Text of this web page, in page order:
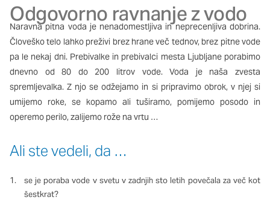
Odgovorno ravnanje z vodo
Naravna pitna voda je nenadomestljiva in neprecenljiva dobrina.
Človeško telo lahko preživi brez hrane več tednov, brez pitne vode
pa le nekaj dni. Prebivalke in prebivalci mesta Ljubljane porabimo
dnevno od 80 do 200 litrov vode. Voda je naša zvesta
spremljevalka. Z njo se odžejamo in si pripravimo obrok, v njej si
umijemo roke, se kopamo ali tuširamo, pomijemo posodo in
operemo perilo, zalijemo rože na vrtu …
Ali ste vedeli, da …
se je poraba vode v svetu v zadnjih sto letih povečala za več kot
šestkrat?
Nekatere vrste piškotkov lahko zavrnete. Klikajte različna
imena kategorij, da si ogledate več informacij in spremenite
privzete nastavitve. Blokiranje določenih vrst piškotkov vpliva
na vašo uporabo tega spletnega mesta in naše storitve.Več
informacij
Obvezni piškotki
Ti piškotki so nujni za delovanje spletnega mesta, zato jih v
naših sistemih ni mogoče izklopiti. Običajno so nastavljeni
na primer nastavitev zasebnosti, prijava ali izpolnjevanje
obrazcev. Na voljo imate nastavitev, da brskalnik blokira te
spletnega mesta ne bodo delovali.
Vedno aktivni